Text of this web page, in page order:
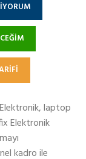
laptop
Elektronik
kadro ile